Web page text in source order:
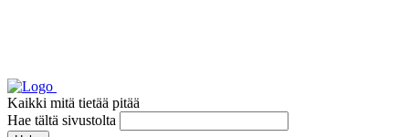
Kaikki mitä tietää pitää
Hae tältä sivustolta